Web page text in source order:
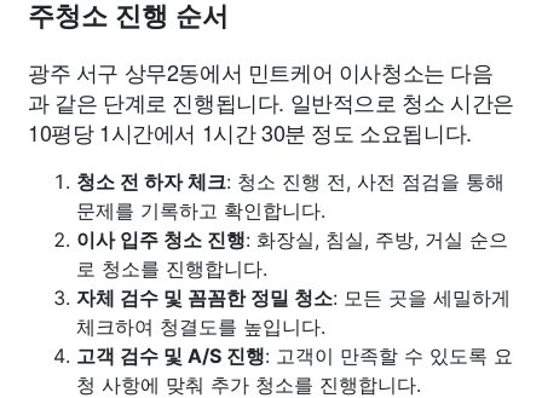
주청소 진행 순서
광주 서구 상무2동에서 민트케어 이사청소는 다음
과 같은 단계로 진행됩니다. 일반적으로 청소 시간은
10평당 1시간에서 1시간 30분 정도 소요됩니다.
청소 전 하자 체크: 청소 진행 전, 사전 점검을 통해
문제를 기록하고 확인합니다.
이사 입주 청소 진행: 화장실, 침실, 주방, 거실 순으
로 청소를 진행합니다.
자체 검수 및 꼼꼼한 정밀 청소: 모든 곳을 세밀하게
체크하여 청결도를 높입니다.
고객 검수 및 A/S 진행: 고객이 만족할 수 있도록 요
청 사항에 맞춰 추가 청소를 진행합니다.